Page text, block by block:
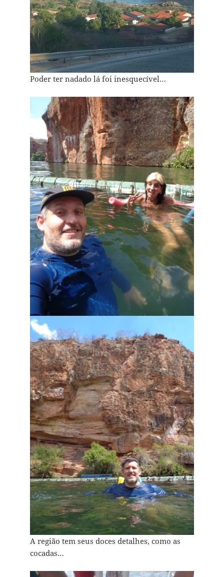
Poder ter nadado lá foi inesquecível…
A região tem seus doces detalhes, como as
cocadas…